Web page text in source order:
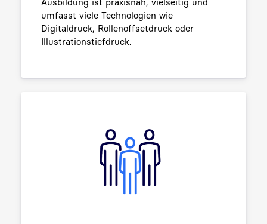
umfasst viele Technologien wie
Digitaldruck, Rollenoffsetdruck oder
Illustrationstiefdruck.